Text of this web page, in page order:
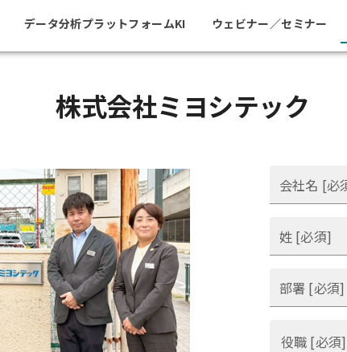
データ分析プラットフォームKI ウェビナー／セミナー
株式会社ミヨシテック
会社名 [必
姓 [必須]
部署 [必須]
役職 [必須]